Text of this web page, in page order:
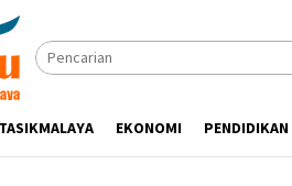
EKONOMI PENDIDIKAN